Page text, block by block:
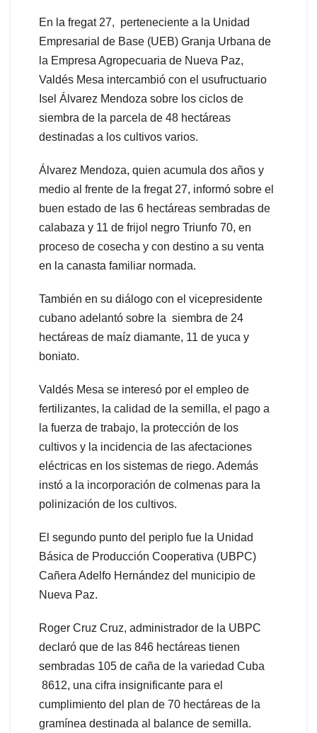
En la fregat 27, perteneciente a la Unidad
Empresarial de Base (UEB) Granja Urbana de
la Empresa Agropecuaria de Nueva Paz,
Valdés Mesa intercambió con el usufructuario
Isel Álvarez Mendoza sobre los ciclos de
siembra de la parcela de 48 hectáreas
destinadas a los cultivos varios.
Álvarez Mendoza, quien acumula dos años y
medio al frente de la fregat 27, informó sobre el
buen estado de las 6 hectáreas sembradas de
calabaza y 11 de frijol negro Triunfo 70, en
proceso de cosecha y con destino a su venta
en la canasta familiar normada.
También en su diálogo con el vicepresidente
cubano adelantó sobre la siembra de 24
hectáreas de maíz diamante, 11 de yuca y
boniato.
Valdés Mesa se interesó por el empleo de
fertilizantes, la calidad de la semilla, el pago a
la fuerza de trabajo, la protección de los
cultivos y la incidencia de las afectaciones
eléctricas en los sistemas de riego. Además
instó a la incorporación de colmenas para la
polinización de los cultivos.
El segundo punto del periplo fue la Unidad
Básica de Producción Cooperativa (UBPC)
Cañera Adelfo Hernández del municipio de
Nueva Paz.
Roger Cruz Cruz, administrador de la UBPC
declaró que de las 846 hectáreas tienen
sembradas 105 de caña de la variedad Cuba
8612, una cifra insignificante para el
cumplimiento del plan de 70 hectáreas de la
gramínea destinada al balance de semilla.